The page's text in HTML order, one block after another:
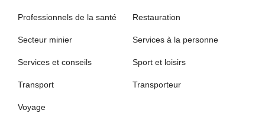
Professionnels de la santé Restauration
Secteur minier Services à la personne
Services et conseils Sport et loisirs
Transport Transporteur
Voyage